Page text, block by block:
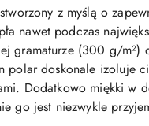
z myślą o
nawet podczas
gramaturze (300 g/m²)
polar doskonale izoluje
Dodatkowo miękki w
go jest niezwykle